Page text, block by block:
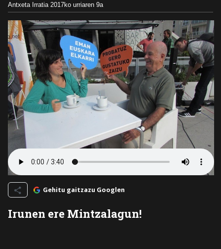
Antxeta Irratia 2017ko urriaren 9a
Gehitu gaitzazu Googlen
Irunen ere Mintzalagun!